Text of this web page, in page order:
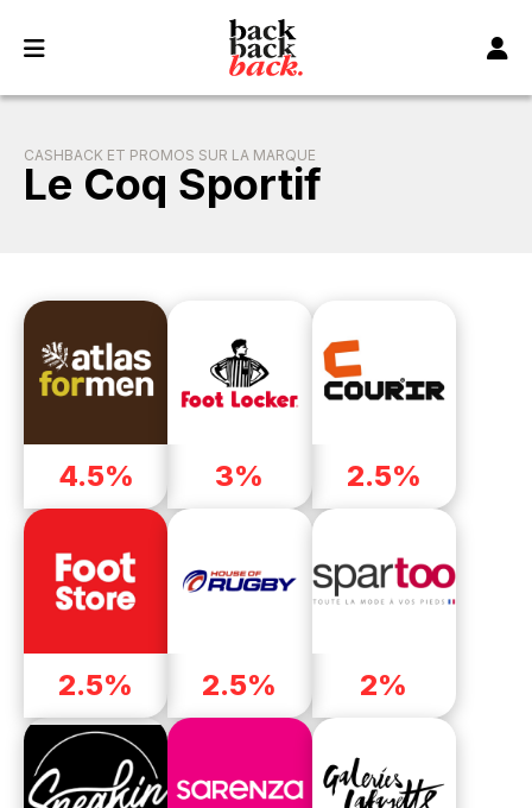
CASHBACK ET PROMOS SUR LA MARQUE
Le Coq Sportif
4.5% 3% 2.5%
2.5% 2.5% 2%